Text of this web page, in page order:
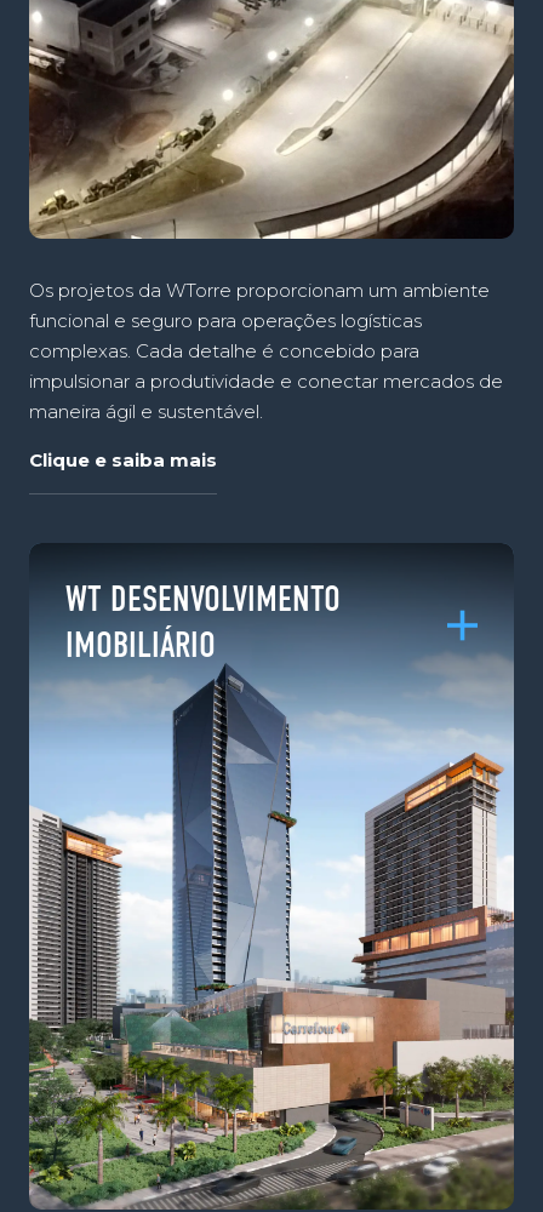
Os projetos da WTorre proporcionam um ambiente
funcional e seguro para operações logísticas
complexas. Cada detalhe é concebido para
impulsionar a produtividade e conectar mercados de
maneira ágil e sustentável.
Clique e saiba mais
WT DESENVOLVIMENTO
IMOBILIÁRIO